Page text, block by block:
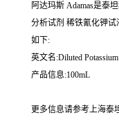
阿达玛斯 Adamas是泰
分析试剂 稀铁氰化钾试
如下:
英文名:Diluted
产品信息:100mL
更多信息请参考上海泰